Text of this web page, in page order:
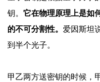
钥。 它在物理原理上是如
的不可分割性。 爱因斯坦
到半个光子。
甲乙两方送密钥的时候，